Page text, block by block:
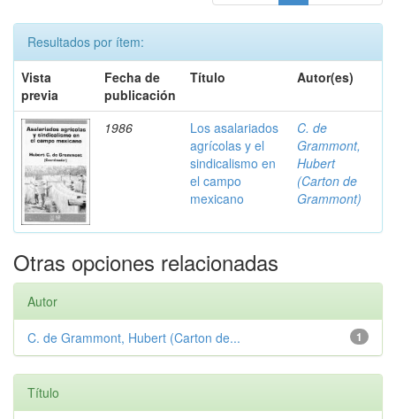
Resultados por ítem:
Vista
previa
Fecha de
publicación
Título Autor(es)
1986
Los asalariados
agrícolas y el
sindicalismo en
el campo
mexicano
C. de
Grammont,
Hubert
(Carton de
Grammont)
Otras opciones relacionadas
Autor
1
C. de Grammont, Hubert (Carton de...
Título